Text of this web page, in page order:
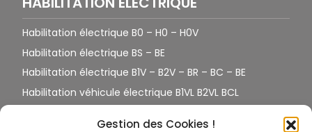
Gestion des Cookies !
Habilitation électrique B0 – H0 – H0V
Habilitation électrique BS – BE
Habilitation électrique B1V – B2V – BR – BC – BE
Habilitation véhicule électrique B1VL B2VL BCL